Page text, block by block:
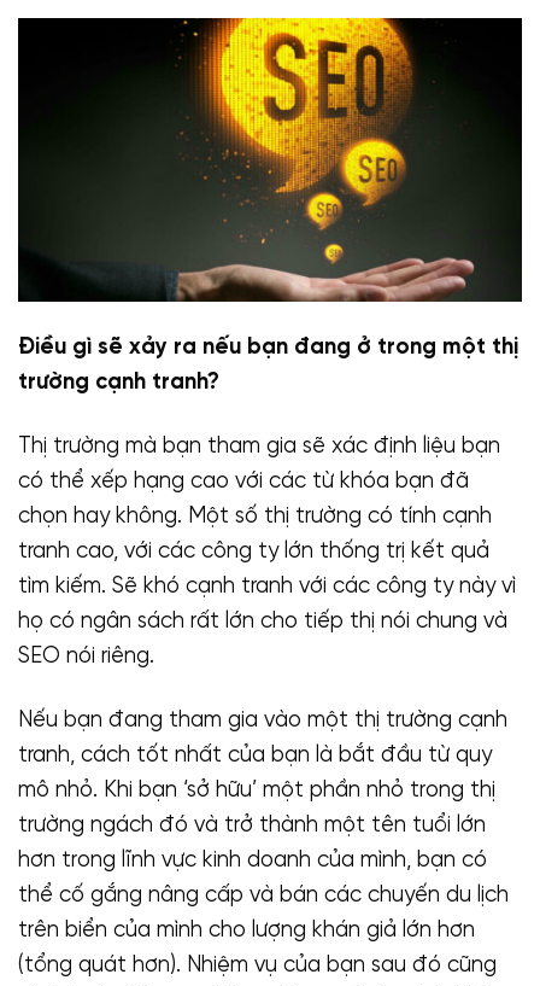
Điều gì sẽ xảy ra nếu bạn đang ở trong một thị
trường cạnh tranh?
Thị trường mà bạn tham gia sẽ xác định liệu bạn
có thể xếp hạng cao với các từ khóa bạn đã
chọn hay không. Một số thị trường có tính cạnh
tranh cao, với các công ty lớn thống trị kết quả
tìm kiếm. Sẽ khó cạnh tranh với các công ty này vì
họ có ngân sách rất lớn cho tiếp thị nói chung và
SEO nói riêng.
Nếu bạn đang tham gia vào một thị trường cạnh
tranh, cách tốt nhất của bạn là bắt đầu từ quy
mô nhỏ. Khi bạn ‘sở hữu’ một phần nhỏ trong thị
trường ngách đó và trở thành một tên tuổi lớn
hơn trong lĩnh vực kinh doanh của mình, bạn có
thể cố gắng nâng cấp và bán các chuyến du lịch
trên biển của mình cho lượng khán giả lớn hơn
(tổng quát hơn). Nhiệm vụ của bạn sau đó cũng